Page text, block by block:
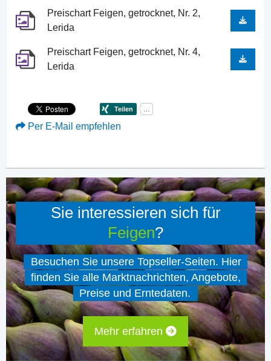
Preischart Feigen, getrocknet, Nr. 2,
Lerida
Preischart Feigen, getrocknet, Nr. 4,
Lerida
Per E-Mail empfehlen
Sie interessieren sich für
Feigen?
Besuchen Sie unsere Topseller-Seiten. Hier
finden Sie alle Marktnachrichten, Angebote,
Preise und Erntedaten.
Mehr erfahren